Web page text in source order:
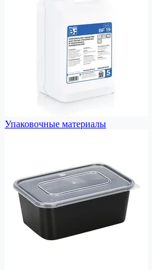
Упаковочные материалы